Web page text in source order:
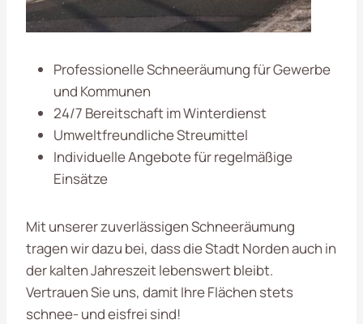
Professionelle Schneeräumung für Gewerbe
und Kommunen
24/7 Bereitschaft im Winterdienst
Umweltfreundliche Streumittel
Individuelle Angebote für regelmäßige
Einsätze
Mit unserer zuverlässigen Schneeräumung
tragen wir dazu bei, dass die Stadt Norden auch in
der kalten Jahreszeit lebenswert bleibt.
Vertrauen Sie uns, damit Ihre Flächen stets
schnee- und eisfrei sind!